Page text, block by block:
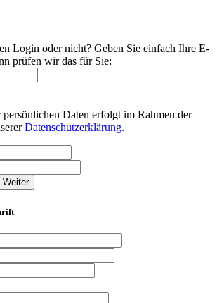
Login oder nicht? Geben Sie einfach Ihre E-
prüfen wir das für Sie:
Daten erfolgt im Rahmen der
Datenschutzerklärung.
Weiter